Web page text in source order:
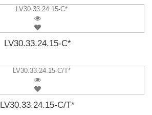
LV30.33.24.15-C*
LV30.33.24.15-C/T*